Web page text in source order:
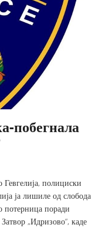
побегнала
полициски
ја лишиле од слобода
потерница поради
„Идризово“, каде